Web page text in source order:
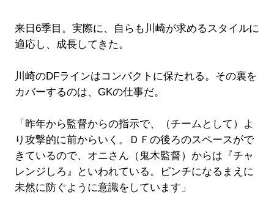
来日6季目。実際に、自らも川崎が求めるスタイルに
適応し、成長してきた。
川崎のDFラインはコンパクトに保たれる。その裏を
カバーするのは、GKの仕事だ。
「昨年から監督からの指示で、（チームとして）よ
り攻撃的に前からいく。ＤＦの後ろのスペースがで
きているので、オニさん（鬼木監督）からは『チャ
レンジしろ』といわれている。ピンチになるまえに
未然に防ぐように意識をしています」